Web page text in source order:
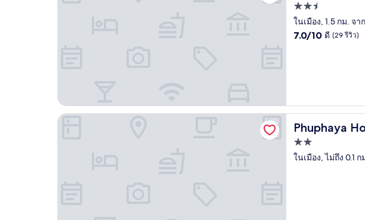
ที่พัก
2.5
ดาว
ในเมือง, 1.5 กม. จ
7.0
7.0/10 ดี (29 รีวิว)
Phuphaya
Phuphaya Hotel
ที่พัก
2.0
ในเมือง, ไม่ถึง 0.1
Phuphaya Hotel